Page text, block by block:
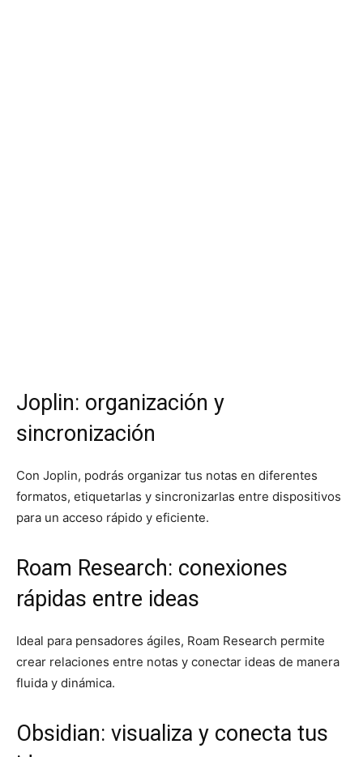
Joplin: organización y
sincronización
Con Joplin, podrás organizar tus notas en diferentes
formatos, etiquetarlas y sincronizarlas entre dispositivos
para un acceso rápido y eficiente.
Roam Research: conexiones
rápidas entre ideas
Ideal para pensadores ágiles, Roam Research permite
crear relaciones entre notas y conectar ideas de manera
fluida y dinámica.
Obsidian: visualiza y conecta tus